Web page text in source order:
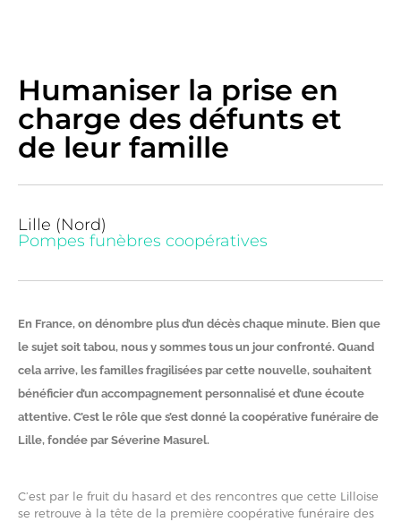
Humaniser la prise en
charge des défunts et
de leur famille
Lille (Nord)
Pompes funèbres coopératives
En France, on dénombre plus d’un décès chaque minute. Bien que
le sujet soit tabou, nous y sommes tous un jour confronté. Quand
cela arrive, les familles fragilisées par cette nouvelle, souhaitent
bénéficier d’un accompagnement personnalisé et d’une écoute
attentive. C’est le rôle que s’est donné la coopérative funéraire de
Lille, fondée par Séverine Masurel.
C’est par le fruit du hasard et des rencontres que cette Lilloise
se retrouve à la tête de la première coopérative funéraire des